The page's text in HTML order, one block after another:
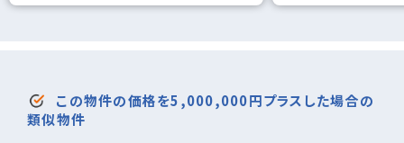
この物件の価格を5,000,000円プラスした場合の
類似物件